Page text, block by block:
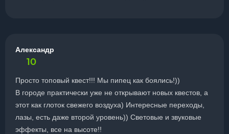
Александр
10
Просто топовый квест!!! Мы пипец как боялись!))
В городе практически уже не открывают новых квестов, а
этот как глоток свежего воздуха) Интересные переходы,
лазы, есть даже второй уровень)) Световые и звуковые
эффекты, все на высоте!!